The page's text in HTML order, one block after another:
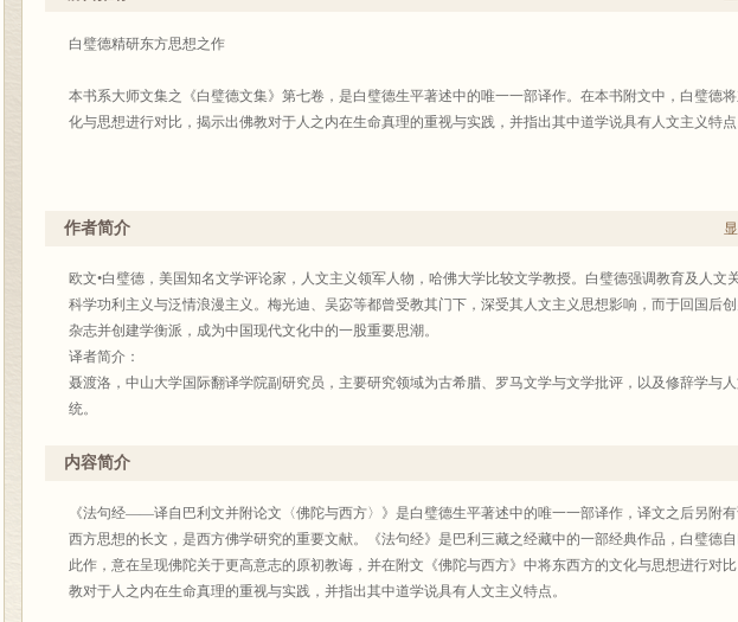
白璧德精研东方思想之作
本书系大师文集之《白璧德文集》第七卷，是白璧德生平著述中的唯一一部译作。在本书附文中，白璧德
化与思想进行对比，揭示出佛教对于人之内在生命真理的重视与实践，并指出其中道学说具有人文主义特点
作者简介
欧文•白璧德，美国知名文学评论家，人文主义领军人物，哈佛大学比较文学教授。白璧德强调教育及人文
科学功利主义与泛情浪漫主义。梅光迪、吴宓等都曾受教其门下，深受其人文主义思想影响，而于回国后创
杂志并创建学衡派，成为中国现代文化中的一股重要思潮。
译者简介：
聂渡洛，中山大学国际翻译学院副研究员，主要研究领域为古希腊、罗马文学与文学批评，以及修辞学与
统。
内容简介
《法句经——译自巴利文并附论文〈佛陀与西方〉》是白璧德生平著述中的唯一一部译作，译文之后另附
西方思想的长文，是西方佛学研究的重要文献。《法句经》是巴利三藏之经藏中的一部经典作品，白璧德
此作，意在呈现佛陀关于更高意志的原初教诲，并在附文《佛陀与西方》中将东西方的文化与思想进行对
教对于人之内在生命真理的重视与实践，并指出其中道学说具有人文主义特点。